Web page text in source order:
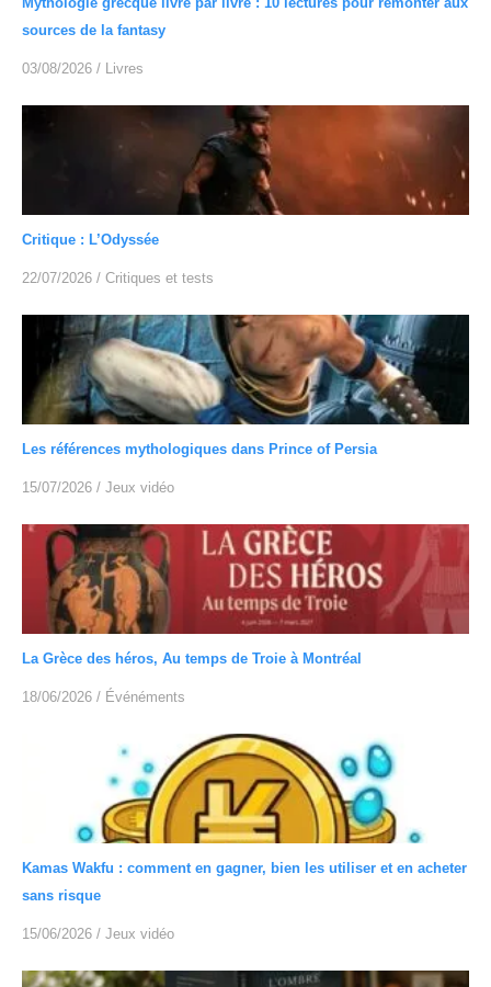
sources de la fantasy
03/08/2026 / Livres
Critique : L’Odyssée
22/07/2026 / Critiques et tests
Les références mythologiques dans Prince of Persia
15/07/2026 / Jeux vidéo
La Grèce des héros, Au temps de Troie à Montréal
18/06/2026 / Événéments
Kamas Wakfu : comment en gagner, bien les utiliser et en acheter
sans risque
15/06/2026 / Jeux vidéo